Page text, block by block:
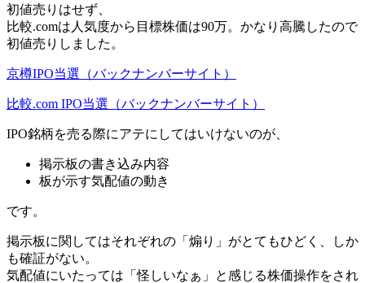
初値売りはせず、
比較.comは人気度から目標株価は90万。かなり高騰したので
初値売りしました。
京樽IPO当選（バックナンバーサイト）
比較.com IPO当選（バックナンバーサイト）
IPO銘柄を売る際にアテにしてはいけないのが、
掲示板の書き込み内容
板が示す気配値の動き
です。
掲示板に関してはそれぞれの 「煽り」がとてもひどく、しか
も確証がない。
気配値にいたっては「怪しいなぁ」と感じる株価操作をされ